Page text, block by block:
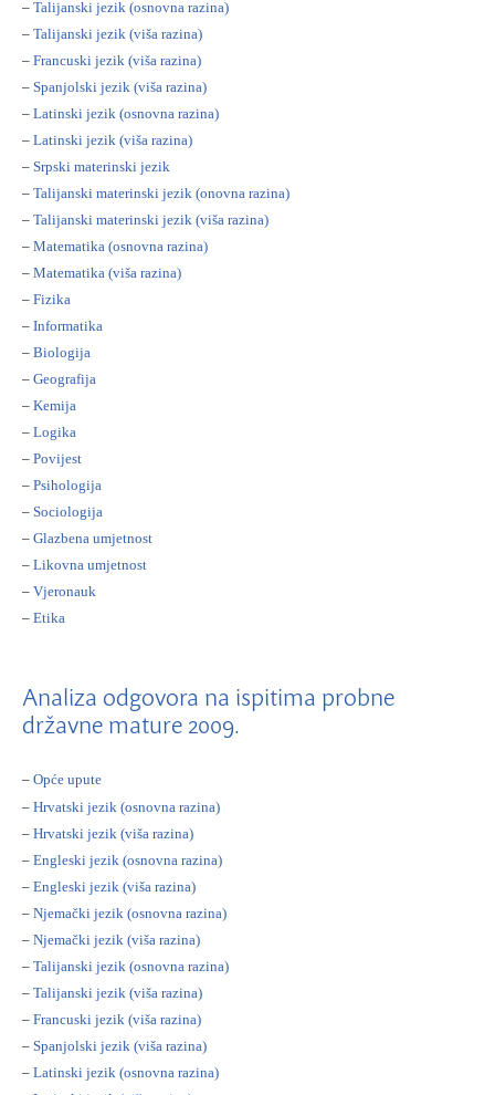
– Talijanski jezik (osnovna razina)
– Talijanski jezik (viša razina)
– Francuski jezik (viša razina)
– Spanjolski jezik (viša razina)
– Latinski jezik (osnovna razina)
– Latinski jezik (viša razina)
– Srpski materinski jezik
– Talijanski materinski jezik (onovna razina)
– Talijanski materinski jezik (viša razina)
– Matematika (osnovna razina)
– Matematika (viša razina)
– Fizika
– Informatika
– Biologija
– Geografija
– Kemija
– Logika
– Povijest
– Psihologija
– Sociologija
– Glazbena umjetnost
– Likovna umjetnost
– Vjeronauk
– Etika
Analiza odgovora na ispitima probne
državne mature 2009.
– Opće upute
– Hrvatski jezik (osnovna razina)
– Hrvatski jezik (viša razina)
– Engleski jezik (osnovna razina)
– Engleski jezik (viša razina)
– Njemački jezik (osnovna razina)
– Njemački jezik (viša razina)
– Talijanski jezik (osnovna razina)
– Talijanski jezik (viša razina)
– Francuski jezik (viša razina)
– Spanjolski jezik (viša razina)
– Latinski jezik (osnovna razina)